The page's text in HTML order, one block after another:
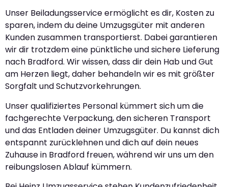
Unser Beiladungsservice ermöglicht es dir, Kosten zu
sparen, indem du deine Umzugsgüter mit anderen
Kunden zusammen transportierst. Dabei garantieren
wir dir trotzdem eine pünktliche und sichere Lieferung
nach Bradford. Wir wissen, dass dir dein Hab und Gut
am Herzen liegt, daher behandeln wir es mit größter
Sorgfalt und Schutzvorkehrungen.
Unser qualifiziertes Personal kümmert sich um die
fachgerechte Verpackung, den sicheren Transport
und das Entladen deiner Umzugsgüter. Du kannst dich
entspannt zurücklehnen und dich auf dein neues
Zuhause in Bradford freuen, während wir uns um den
reibungslosen Ablauf kümmern.